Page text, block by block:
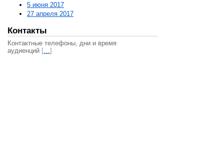
5 июня 2017
27 апреля 2017
Контакты
Контактные телефоны, дни и время
аудиенций […]